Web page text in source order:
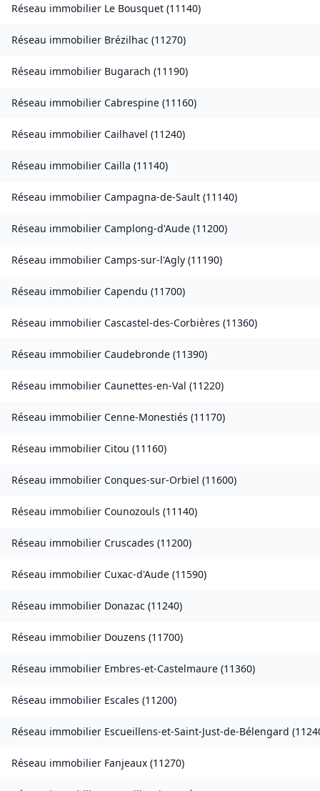
Réseau immobilier Le Bousquet (11140)
Réseau immobilier Brézilhac (11270)
Réseau immobilier Bugarach (11190)
Réseau immobilier Cabrespine (11160)
Réseau immobilier Cailhavel (11240)
Réseau immobilier Cailla (11140)
Réseau immobilier Campagna-de-Sault (11140)
Réseau immobilier Camplong-d'Aude (11200)
Réseau immobilier Camps-sur-l'Agly (11190)
Réseau immobilier Capendu (11700)
Réseau immobilier Cascastel-des-Corbières (11360)
Réseau immobilier Caudebronde (11390)
Réseau immobilier Caunettes-en-Val (11220)
Réseau immobilier Cenne-Monestiés (11170)
Réseau immobilier Citou (11160)
Réseau immobilier Conques-sur-Orbiel (11600)
Réseau immobilier Counozouls (11140)
Réseau immobilier Cruscades (11200)
Réseau immobilier Cuxac-d'Aude (11590)
Réseau immobilier Donazac (11240)
Réseau immobilier Douzens (11700)
Réseau immobilier Embres-et-Castelmaure (11360)
Réseau immobilier Escales (11200)
Réseau immobilier Escueillens-et-Saint-Just-de-Bélengard (
Réseau immobilier Fanjeaux (11270)